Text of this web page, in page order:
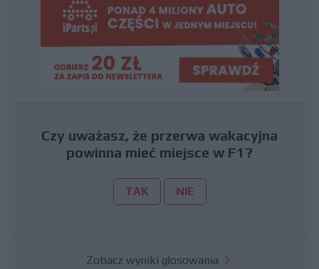
Czy uważasz, że przerwa wakacyjna
powinna mieć miejsce w F1?
TAK NIE
Zobacz wyniki głosowania